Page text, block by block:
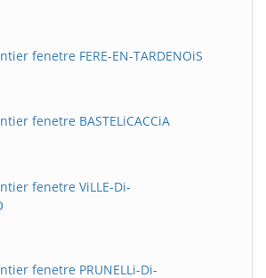
fenetre FERE-EN-TARDENOiS
fenetre BASTELiCACCiA
fenetre ViLLE-Di-
fenetre PRUNELLi-Di-